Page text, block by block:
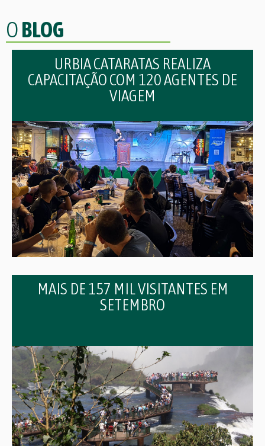
OBLOG
URBIA CATARATAS REALIZA
CAPACITAÇÃO COM 120 AGENTES DE
VIAGEM
MAIS DE 157 MIL VISITANTES EM
SETEMBRO